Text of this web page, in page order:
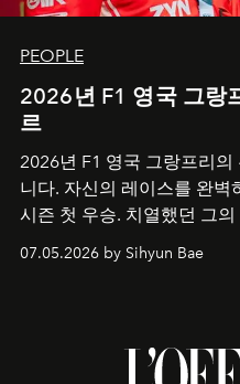
PEOPLE
2026년 F1 영국 그랑
르
2026년 F1 영국 그랑프리
니다. 자신의 레이스를 완벽
시즌 첫 우승. 치열했던 그의
07.05.2026 by Sihyun Bae